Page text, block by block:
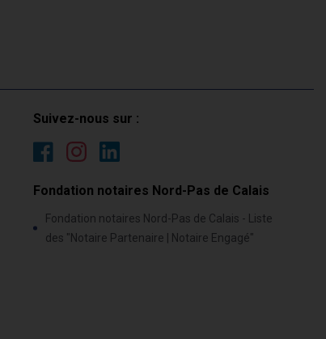
Suivez-nous sur :
Fondation notaires Nord-Pas de Calais
Fondation notaires Nord-Pas de Calais - Liste
des "Notaire Partenaire | Notaire Engagé"